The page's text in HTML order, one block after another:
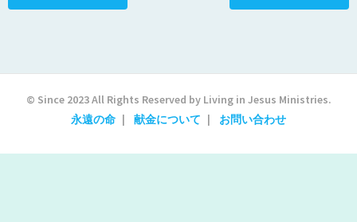
© Since 2023 All Rights Reserved by Living in Jesus Ministries.
永遠の命
献金について お問い合わせ